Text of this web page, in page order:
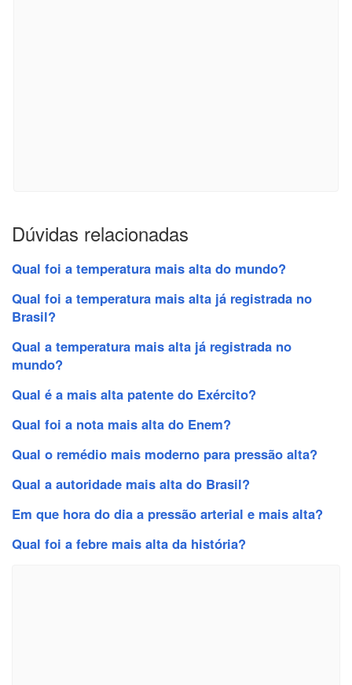
Dúvidas relacionadas
Qual foi a temperatura mais alta do mundo?
Qual foi a temperatura mais alta já registrada no
Brasil?
Qual a temperatura mais alta já registrada no
mundo?
Qual é a mais alta patente do Exército?
Qual foi a nota mais alta do Enem?
Qual o remédio mais moderno para pressão alta?
Qual a autoridade mais alta do Brasil?
Em que hora do dia a pressão arterial e mais alta?
Qual foi a febre mais alta da história?